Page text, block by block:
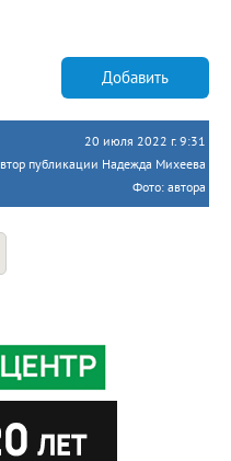
Добавить
20 июля 2022 г. 9:31
публикации Надежда Михеева
Фото: автора